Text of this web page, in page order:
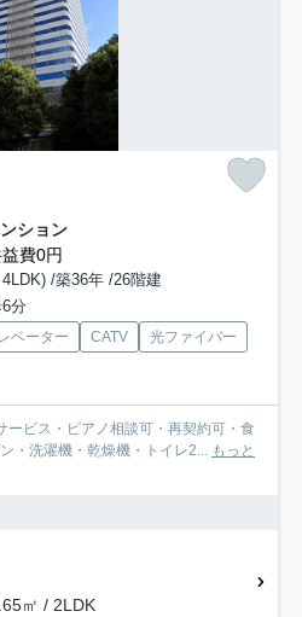
ション
費0円
/築36年 /26階建
分
ベーター CATV
光ファイバー
ービス・ピアノ相談可・再契約可・食
・洗濯機・乾燥機・トイレ2... もっと
㎡ / 2LDK